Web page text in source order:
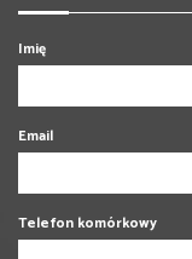
Imię
Email
Telefon komórkowy